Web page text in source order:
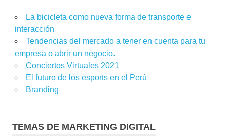
La bicicleta como nueva forma de transporte e
interacción
Tendencias del mercado a tener en cuenta para tu
empresa o abrir un negocio.
Conciertos Virtuales 2021
El futuro de los esports en el Perú
Branding
TEMAS DE MARKETING DIGITAL